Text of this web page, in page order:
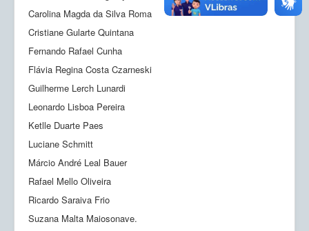
Empresas Júnior
Produção científica
Planos de Ação
Atos Normativos
Solicitações
Carolina Magda da Silva Roma
Cristiane Gularte Quintana
Fernando Rafael Cunha
Flávia Regina Costa Czarneski
Guilherme Lerch Lunardi
Leonardo Lisboa Pereira
Ketlle Duarte Paes
Luciane Schmitt
Márcio André Leal Bauer
Rafael Mello Oliveira
Ricardo Saraiva Frio
Suzana Malta Maiosonave.